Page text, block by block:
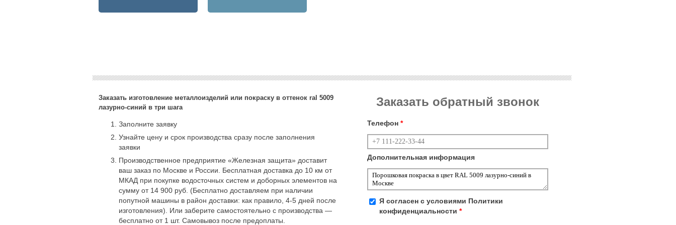
Заказать изготовление металлоизделий или покраску в оттенок ral 5009
лазурно-синий в три шага
Заполните заявку
Узнайте цену и срок производства сразу после заполнения
заявки
Производственное предприятие «Железная защита» доставит
ваш заказ по Москве и России. Бесплатная доставка до 10 км от
МКАД при покупке водосточных систем и доборных элементов на
сумму от 14 900 руб. (Бесплатно доставляем при наличии
попутной машины в район доставки: как правило, 4-5 дней после
изготовления). Или заберите самостоятельно с производства —
бесплатно от 1 шт. Самовывоз после предоплаты.
Заказать обратный звонок
Телефон *
Дополнительная информация
Я согласен с условиями Политики
конфиденциальности *